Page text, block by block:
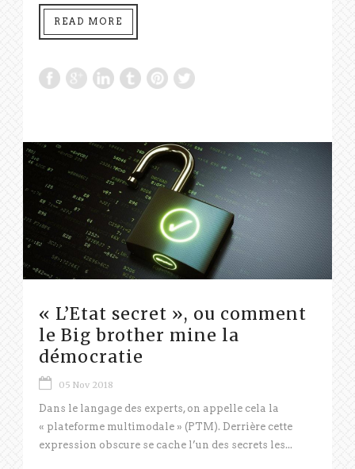
READ MORE
« L’Etat secret », ou comment
le Big brother mine la
démocratie
05 Nov 2018
Dans le langage des experts, on appelle cela la
« plateforme multimodale » (PTM). Derrière cette
expression obscure se cache l’un des secrets les...